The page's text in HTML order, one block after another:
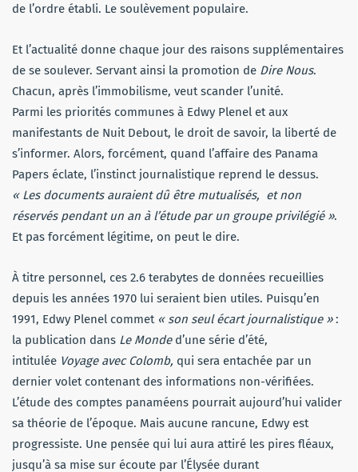
de l’ordre établi. Le soulèvement populaire.
Et l’actualité donne chaque jour des raisons supplémentaires
de se soulever. Servant ainsi la promotion de Dire Nous.
Chacun, après l’immobilisme, veut scander l’unité.
Parmi les priorités communes à Edwy Plenel et aux
manifestants de Nuit Debout, le droit de savoir, la liberté de
s’informer. Alors, forcément, quand l’affaire des Panama
Papers éclate, l’instinct journalistique reprend le dessus.
« Les documents auraient dû être mutualisés, et non
réservés pendant un an à l’étude par un groupe privilégié ».
Et pas forcément légitime, on peut le dire.
À titre personnel, ces 2.6 terabytes de données recueillies
depuis les années 1970 lui seraient bien utiles. Puisqu’en
1991, Edwy Plenel commet « son seul écart journalistique »:
la publication dans Le Monded’une série d’été,
intitulée Voyage avec Colomb, qui sera entachée par un
dernier volet contenant des informations non-vérifiées.
L’étude des comptes panaméens pourrait aujourd’hui valider
sa théorie de l’époque. Mais aucune rancune, Edwy est
progressiste. Une pensée qui lui aura attiré les pires fléaux,
jusqu’à sa mise sur écoute par l’Élysée durant